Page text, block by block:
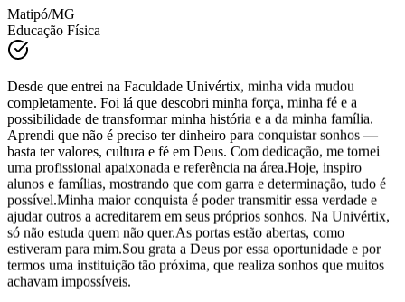
Matipó/MG
Educação Física
Desde que entrei na Faculdade Univértix, minha vida mudou
completamente. Foi lá que descobri minha força, minha fé e a
possibilidade de transformar minha história e a da minha família.
Aprendi que não é preciso ter dinheiro para conquistar sonhos —
basta ter valores, cultura e fé em Deus. Com dedicação, me tornei
uma profissional apaixonada e referência na área.Hoje, inspiro
alunos e famílias, mostrando que com garra e determinação, tudo é
possível.Minha maior conquista é poder transmitir essa verdade e
ajudar outros a acreditarem em seus próprios sonhos. Na Univértix,
só não estuda quem não quer.As portas estão abertas, como
estiveram para mim.Sou grata a Deus por essa oportunidade e por
termos uma instituição tão próxima, que realiza sonhos que muitos
achavam impossíveis.